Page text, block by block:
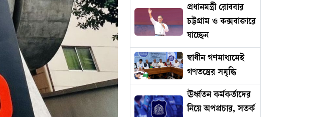
প্রধানমন্ত্রী রোববার
চট্টগ্রাম ও কক্সবাজারে
যাচ্ছেন
স্বাধীন গণমাধ্যমেই
গণতন্ত্রের সমৃদ্ধি
ঊর্ধ্বতন কর্মকর্তাদের
নিয়ে অপপ্রচার, সতর্ক